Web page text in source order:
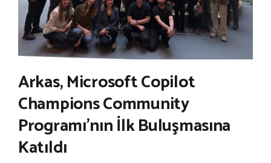
Arkas, Microsoft Copilot
Champions Community
Programı’nın İlk Buluşmasına
Katıldı